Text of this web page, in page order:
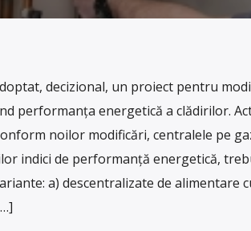
decizional, un proiect pentru
performanţa energetică a clădirilor.
noilor modificări, centralele pe
indici de performanță energetică,
a) descentralizate de alimentare